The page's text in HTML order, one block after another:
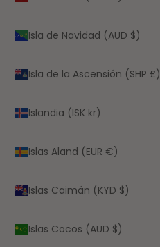
Isla de Navidad (AUD $)
Isla de la Ascensión (SHP £)
Islandia (ISK kr)
Islas Aland (EUR €)
Islas Caimán (KYD $)
Islas Cocos (AUD $)